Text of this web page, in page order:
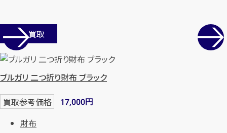
店舗買取
ブルガリ 二つ折り財布 ブラック
買取参考価格 17,000円
財布